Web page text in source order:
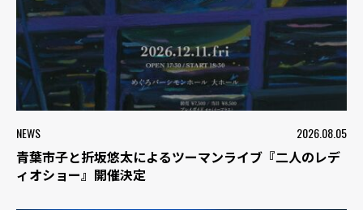
NEWS 2026.08.05
青葉市子と折坂悠太によるツーマンライブ『二人のレデ
ィオショー』開催決定